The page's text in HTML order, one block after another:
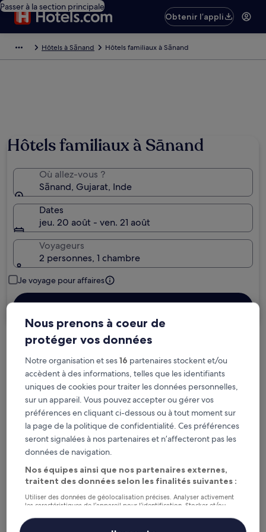
Passer à la section principale
Obtenir l’appli
Hôtels à Sānand Hôtels familiaux à Sānand
Hôtels familiaux à Sānand
Où allez-vous ?
Sānand, Gujarat, Inde
Dates
jeu. 20 août - ven. 21 août
Voyageurs
2 personnes, 1 chambre
Je voyage pour affaires
Rechercher
Options d’annulation gratuite en cas de
changement de programme
Gagnez des récompenses pour chaque
nuit séjournée
Économisez plus grâce aux Prix membres
Consultez les prix pour ces dates
Nous prenons à coeur de
protéger vos données
Notre organisation et ses16 partenaires stockent et/ou
accèdent à des informations, telles que les identifiants
uniques de cookies pour traiter les données personnelles,
sur un appareil. Vous pouvez accepter ou gérer vos
préférences en cliquant ci-dessous ou à tout moment sur
la page de la politique de confidentialité. Ces préférences
seront signalées à nos partenaires et n’affecteront pas les
données de navigation.
Nos équipes ainsi que nos partenaires externes,
traitent des données selon les finalités suivantes :
Utiliser des données de géolocalisation précises. Analyser activement
les caractéristiques de l’appareil pour l’identification. Stocker et/ou
personnalisés, mesure de performance des publicités et du contenu,